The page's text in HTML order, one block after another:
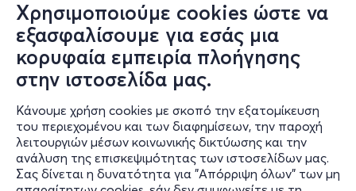
Χρησιμοποιούμε cookies ώστε να
εξασφαλίσουμε για εσάς μια
κορυφαία εμπειρία πλοήγησης
στην ιστοσελίδα μας.
Κάνουμε χρήση cookies με σκοπό την εξατομίκευση
του περιεχομένου και των διαφημίσεων, την παροχή
λειτουργιών μέσων κοινωνικής δικτύωσης και την
ανάλυση της επισκεψιμότητας των ιστοσελίδων μας.
Σας δίνεται η δυνατότητα για "Απόρριψη όλων" των μη
Πληροφορίες